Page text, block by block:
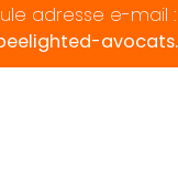
adresse e-mail :